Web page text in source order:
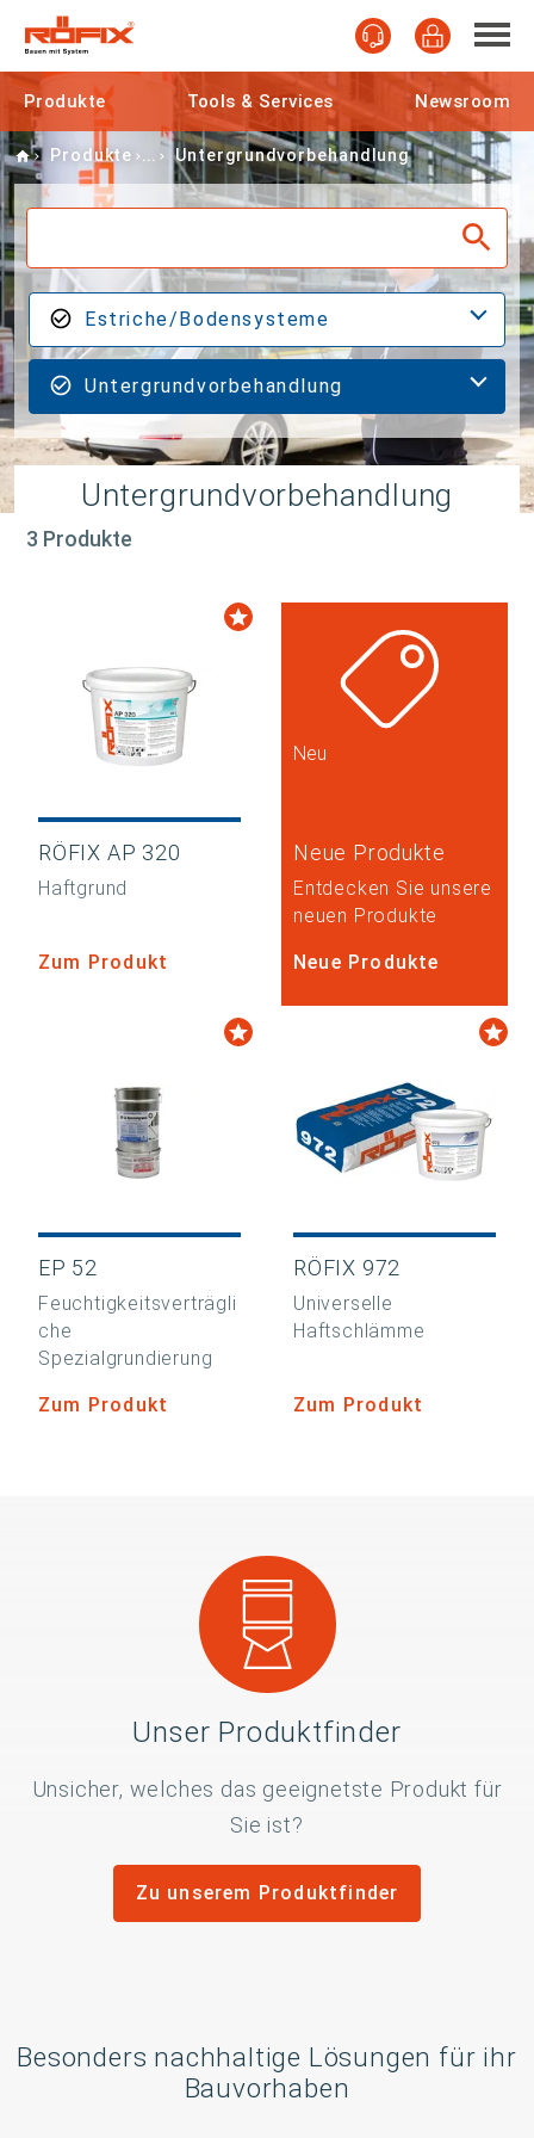
Produkte Tools & Services Newsroom
HomeProdukte Untergrundvorbehandlung
Estriche/Bodensysteme
Untergrundvorbehandlung
Untergrundvorbehandlung
3 Produkte
RÖFIX AP 320
Haftgrund
Zum Produkt
Neu
Neue Produkte
Entdecken Sie unsere
neuen Produkte
Neue Produkte
EP 52
Feuchtigkeitsverträgli
che
Spezialgrundierung
Zum Produkt
RÖFIX 972
Universelle
Haftschlämme
Zum Produkt
Unser Produktfinder
Unsicher, welches das geeignetste Produkt für
Sie ist?
Zu unserem Produktfinder
Besonders nachhaltige Lösungen für ihr
Bauvorhaben